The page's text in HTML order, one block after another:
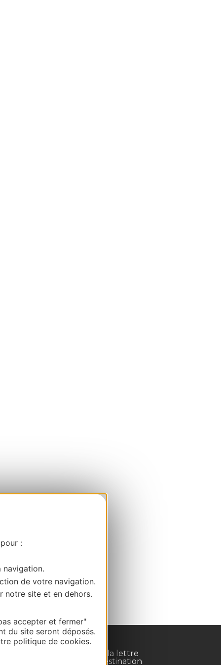
:
navigation.
de votre navigation.
notre site et en dehors.
accepter et fermer"
du site seront déposés.
politique de cookies.
Inscrivez-vous à la lettre
d'information Destination